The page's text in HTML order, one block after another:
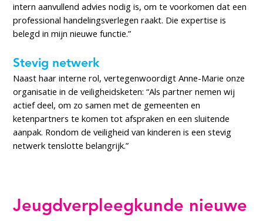
intern aanvullend advies nodig is, om te voorkomen dat een
professional handelingsverlegen raakt. Die expertise is
belegd in mijn nieuwe functie.”
Stevig netwerk
Naast haar interne rol, vertegenwoordigt Anne-Marie onze
organisatie in de veiligheidsketen: “Als partner nemen wij
actief deel, om zo samen met de gemeenten en
ketenpartners te komen tot afspraken en een sluitende
aanpak. Rondom de veiligheid van kinderen is een stevig
netwerk tenslotte belangrijk.”
Jeugdverpleegkunde nieuwe